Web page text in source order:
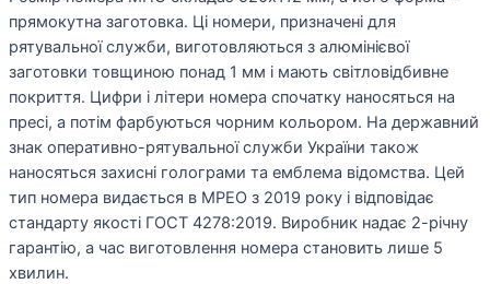
прямокутна заготовка. Ці номери, призначені для
рятувальної служби, виготовляються з алюмінієвої
заготовки товщиною понад 1 мм і мають світловідбивне
покриття. Цифри і літери номера спочатку наносяться на
пресі, а потім фарбуються чорним кольором. На державний
знак оперативно-рятувальної служби України також
наносяться захисні голограми та емблема відомства. Цей
тип номера видається в МРЕО з 2019 року і відповідає
стандарту якості ГОСТ 4278:2019. Виробник надає 2-річну
гарантію, а час виготовлення номера становить лише 5
хвилин.